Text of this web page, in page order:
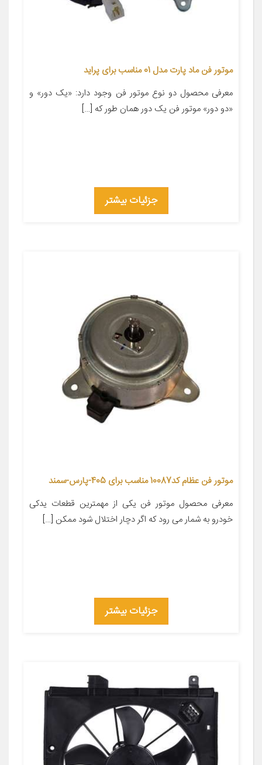
موتور فن ماد پارت مدل 01 مناسب برای پراید
معرفی محصول دو نوع موتور فن وجود دارد: «یک دور» و
«دو دور» موتور فن یک دور همان ‌طور که […]
جزئیات بیشتر
موتور فن عظام کد10087 مناسب برای 405-پارس-سمند
معرفی محصول موتور فن یکی از مهمترین قطعات یدکی
خودرو به شمار می رود که اگر دچار اختلال شود ممکن […]
جزئیات بیشتر